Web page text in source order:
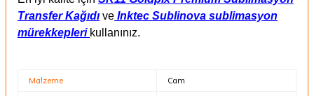
Transfer Kağıdı ve Inktec Sublinova sublimasyon
mürekkepleri kullanınız.
Malzeme Cam